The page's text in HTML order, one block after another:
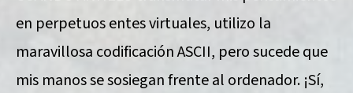
en perpetuos entes virtuales, utilizo la
maravillosa codificación ASCII, pero sucede que
mis manos se sosiegan frente al ordenador. ¡Sí,